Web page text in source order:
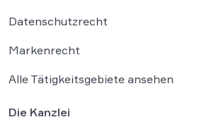
Datenschutzrecht
Markenrecht
Alle Tätigkeitsgebiete ansehen
Die Kanzlei